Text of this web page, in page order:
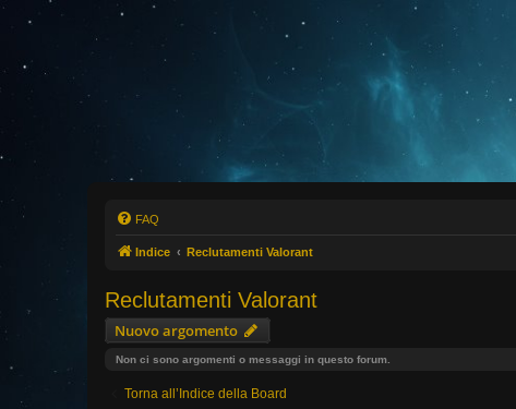
FAQ
Indice Reclutamenti Valorant
Reclutamenti Valorant
Nuovo argomento
Non ci sono argomenti o messaggi in questo forum.
Torna all’Indice della Board